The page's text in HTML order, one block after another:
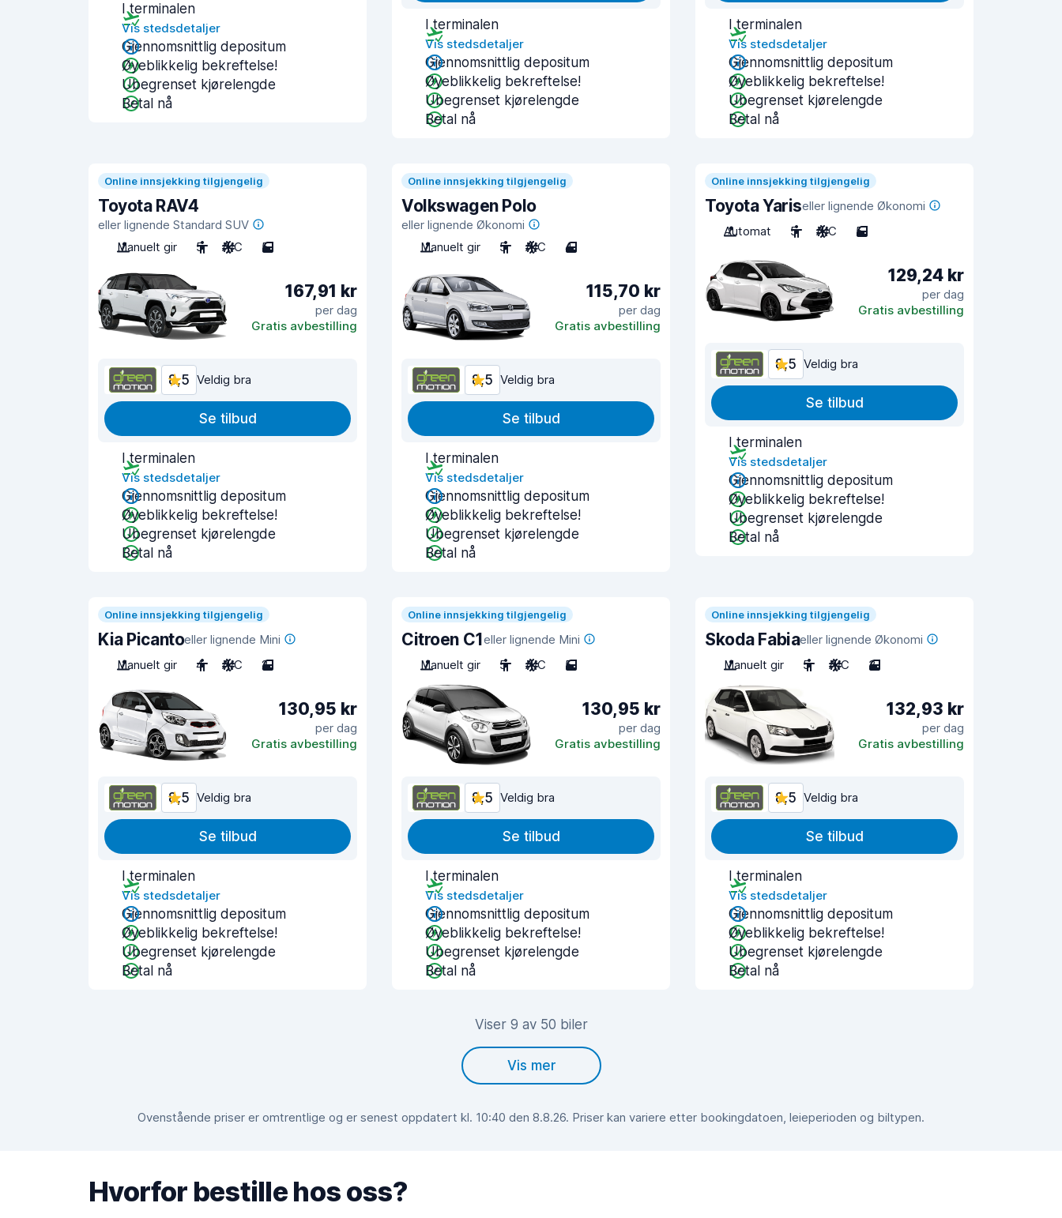
I terminalen
Vis stedsdetaljer
Gjennomsnittlig depositum
Øyeblikkelig bekreftelse!
Ubegrenset kjørelengde
Betal nå
I terminalen
Vis stedsdetaljer
Gjennomsnittlig depositum
Øyeblikkelig bekreftelse!
Ubegrenset kjørelengde
Betal nå
I terminalen
Vis stedsdetaljer
Gjennomsnittlig depositum
Øyeblikkelig bekreftelse!
Ubegrenset kjørelengde
Betal nå
Online innsjekking tilgjengelig
Toyota RAV4
eller lignende Standard SUV
Manuelt gir
5 A/C 5
167,91 kr
per dag
Gratis avbestilling
8,5 Veldig bra
Se tilbud
I terminalen
Vis stedsdetaljer
Gjennomsnittlig depositum
Øyeblikkelig bekreftelse!
Ubegrenset kjørelengde
Betal nå
Online innsjekking tilgjengelig
Volkswagen Polo
eller lignende Økonomi
Manuelt gir
5 A/C 4
115,70 kr
per dag
Gratis avbestilling
8,5 Veldig bra
Se tilbud
I terminalen
Vis stedsdetaljer
Gjennomsnittlig depositum
Øyeblikkelig bekreftelse!
Ubegrenset kjørelengde
Betal nå
Online innsjekking tilgjengelig
Toyota Yariseller lignende Økonomi
Automat
5 A/C 5
129,24 kr
per dag
Gratis avbestilling
8,5 Veldig bra
Se tilbud
I terminalen
Vis stedsdetaljer
Gjennomsnittlig depositum
Øyeblikkelig bekreftelse!
Ubegrenset kjørelengde
Betal nå
Online innsjekking tilgjengelig
Kia Picantoeller lignende Mini
Manuelt gir
4 A/C 2
130,95 kr
per dag
Gratis avbestilling
8,5 Veldig bra
Se tilbud
I terminalen
Vis stedsdetaljer
Gjennomsnittlig depositum
Øyeblikkelig bekreftelse!
Ubegrenset kjørelengde
Betal nå
Online innsjekking tilgjengelig
Citroen C1eller lignende Mini
Manuelt gir
5 A/C 5
130,95 kr
per dag
Gratis avbestilling
8,5 Veldig bra
Se tilbud
I terminalen
Vis stedsdetaljer
Gjennomsnittlig depositum
Øyeblikkelig bekreftelse!
Ubegrenset kjørelengde
Betal nå
Online innsjekking tilgjengelig
Skoda Fabiaeller lignende Økonomi
Manuelt gir
5 A/C 3
132,93 kr
per dag
Gratis avbestilling
8,5 Veldig bra
Se tilbud
I terminalen
Vis stedsdetaljer
Gjennomsnittlig depositum
Øyeblikkelig bekreftelse!
Ubegrenset kjørelengde
Betal nå
Viser 9 av 50 biler
Vis mer
Ovenstående priser er omtrentlige og er senest oppdatert kl. 10:40 den 8.8.26. Priser kan variere etter bookingdatoen, leieperioden og biltypen.
Hvorfor bestille hos oss?